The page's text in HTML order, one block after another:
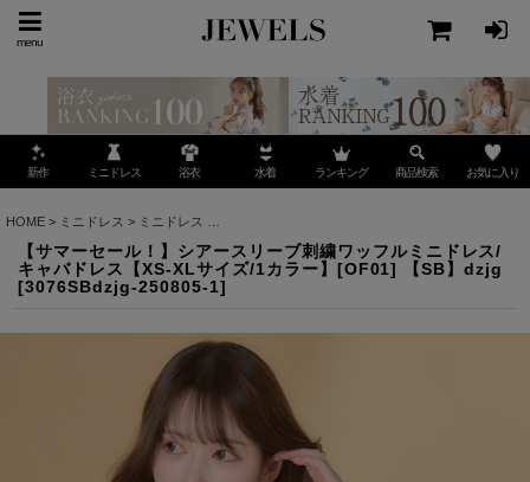
menu
新作 ミニドレス 浴衣 水着 ランキング 商品検索 お気に入り
HOME > ミニドレス > ミニドレス
【サマーセール！】シアースリーブ刺繍ワッフルミニドレス/
キャバドレス【XS-XLサイズ/1カラー】[OF01] 【SB】dzjg
[3076SBdzjg-250805-1]